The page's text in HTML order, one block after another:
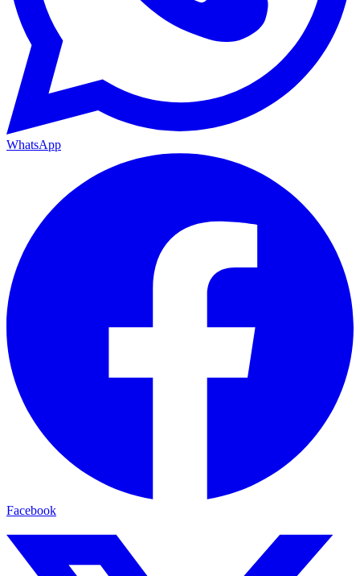
WhatsApp
Facebook